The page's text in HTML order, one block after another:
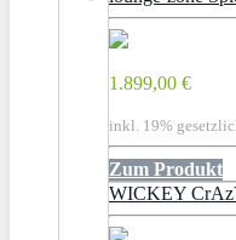
1.899,00 €
inkl. 19%
Zum Produkt
WICKEY